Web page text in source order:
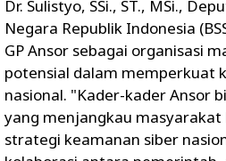
Dr. Sulistyo, SSi., ST., MSi.,
Negara Republik Indonesia
GP Ansor sebagai organisasi
potensial dalam memperkuat
nasional. "Kader-kader Ansor
yang menjangkau masyarakat
strategi keamanan siber